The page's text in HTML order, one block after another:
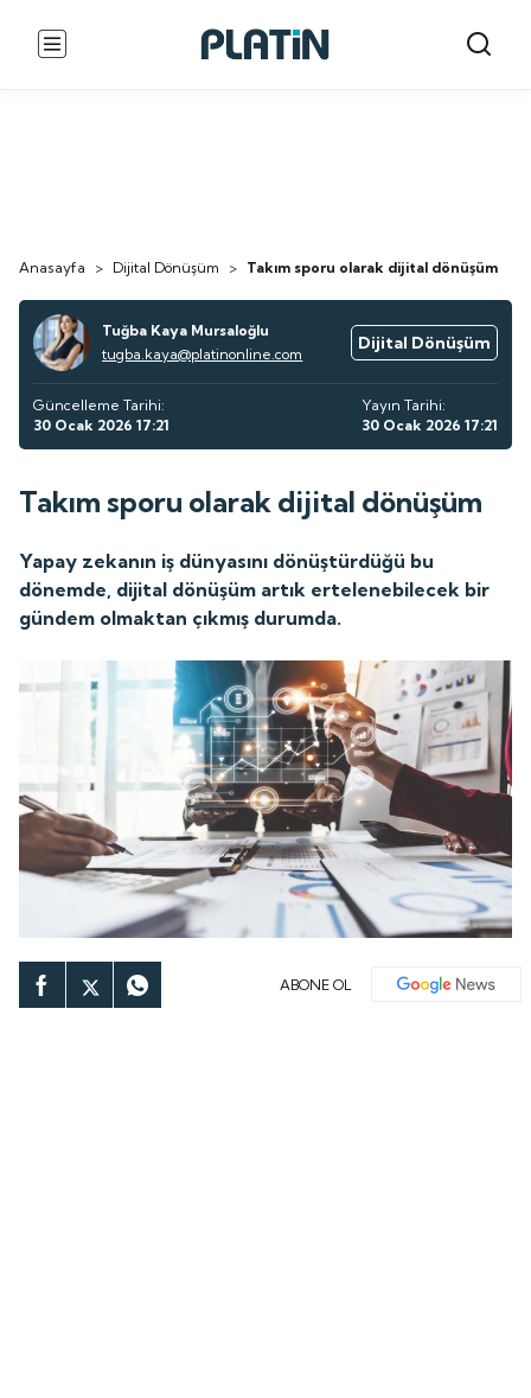
Anasayfa > Dijital Dönüşüm > Takım sporu olarak dijital dönüşüm
Tuğba Kaya Mursaloğlu
tugba.kaya@platinonline.com
Dijital Dönüşüm
Güncelleme Tarihi:
30 Ocak 2026 17:21
Yayın Tarihi:
30 Ocak 2026 17:21
Takım sporu olarak dijital dönüşüm
Yapay zekanın iş dünyasını dönüştürdüğü bu
dönemde, dijital dönüşüm artık ertelenebilecek bir
gündem olmaktan çıkmış durumda.
ABONE OL